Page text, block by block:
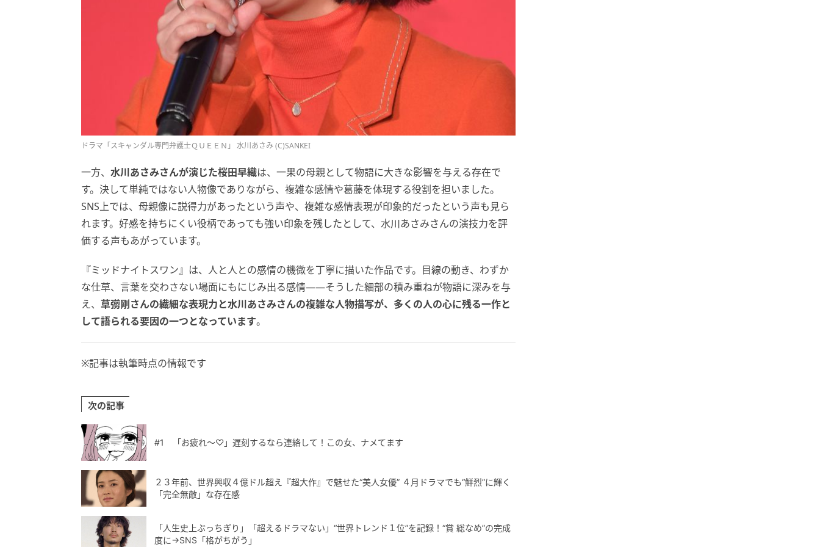
ドラマ「スキャンダル専門弁護士ＱＵＥＥＮ」 水川あさみ (C)SANKEI
一方、 水川あさみさんが演じた桜田早織は、一果の母親として物語に大きな影響を与える存在で
す。決して単純ではない人物像でありながら、複雑な感情や葛藤を体現する役割を担いました。
SNS上では、母親像に説得力があったという声や、複雑な感情表現が印象的だったという声も見ら
れます。好感を持ちにくい役柄であっても強い印象を残したとして、水川あさみさんの演技力を評
価する声もあがっています。
『ミッドナイトスワン』は、人と人との感情の機微を丁寧に描いた作品です。目線の動き、わずか
な仕草、言葉を交わさない場面にもにじみ出る感情——そうした細部の積み重ねが物語に深みを与
え、 草彅剛さんの繊細な表現力と水川あさみさんの複雑な人物描写が、多くの人の心に残る一作と
して語られる要因の一つとなっています。
※記事は執筆時点の情報です
次の記事
#1 「お疲れ〜♡」遅刻するなら連絡して！この女、ナメてます
２３年前、世界興収４億ドル超え『超大作』で魅せた“美人女優” ４月ドラマでも“鮮烈”に輝く
「完全無敵」な存在感
「人生史上ぶっちぎり」「超えるドラマない」“世界トレンド１位”を記録！“賞 総なめ”の完成
度に→SNS「格がちがう」